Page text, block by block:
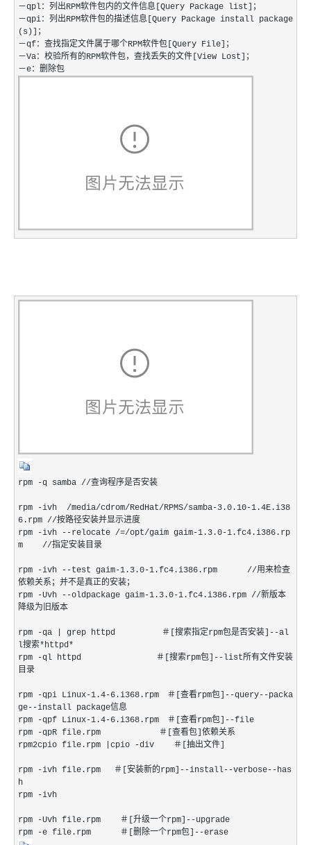
－qpl：列出RPM软件包内的文件信息[Query Package list]；
－qpi：列出RPM软件包的描述信息[Query Package install package
(s)]；
－qf：查找指定文件属于哪个RPM软件包[Query File]；
－Va：校验所有的RPM软件包，查找丢失的文件[View Lost]；
－e：删除包
rpm -q samba //查询程序是否安装
rpm -ivh /media/cdrom/RedHat/RPMS/samba-3.0.10-1.4E.i38
6.rpm //按路径安装并显示进度
rpm -ivh --relocate /=/opt/gaim gaim-1.3.0-1.fc4.i386.rp
m //指定安装目录
rpm -ivh --test gaim-1.3.0-1.fc4.i386.rpm //用来检查
依赖关系；并不是真正的安装；
rpm -Uvh --oldpackage gaim-1.3.0-1.fc4.i386.rpm //新版本
降级为旧版本
rpm -qa | grep httpd ＃[搜索指定rpm包是否安装]--al
l搜索*httpd*
rpm -ql httpd ＃[搜索rpm包]--list所有文件安装
目录
rpm -qpi Linux-1.4-6.i368.rpm ＃[查看rpm包]--query--packa
ge--install package信息
rpm -qpf Linux-1.4-6.i368.rpm ＃[查看rpm包]--file
rpm -qpR file.rpm ＃[查看包]依赖关系
rpm2cpio file.rpm |cpio -div ＃[抽出文件]
rpm -ivh file.rpm ＃[安装新的rpm]--install--verbose--has
h
rpm -ivh
rpm -Uvh file.rpm ＃[升级一个rpm]--upgrade
rpm -e file.rpm ＃[删除一个rpm包]--erase